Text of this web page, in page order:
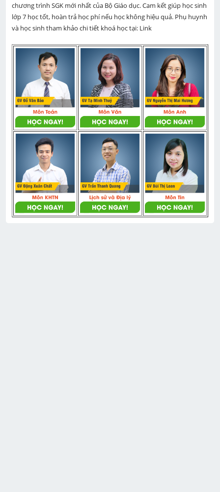
chương trình SGK mới nhất của Bộ Giáo dục. Cam kết giúp học sinh
lớp 7 học tốt, hoàn trả học phí nếu học không hiệu quả. Phụ huynh
và học sinh tham khảo chi tiết khoá học tại: Link